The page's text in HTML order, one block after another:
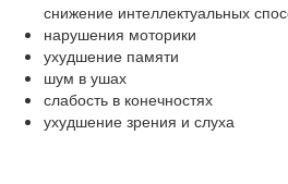
снижение интеллектуальных
нарушения моторики
ухудшение памяти
шум в ушах
слабость в конечностях
ухудшение зрения и слуха